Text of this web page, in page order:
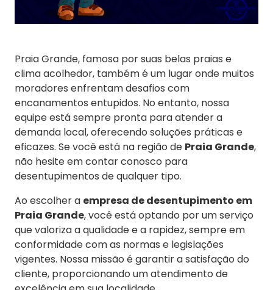
Praia Grande, famosa por suas belas praias e
clima acolhedor, também é um lugar onde muitos
moradores enfrentam desafios com
encanamentos entupidos. No entanto, nossa
equipe está sempre pronta para atender a
demanda local, oferecendo soluções práticas e
eficazes. Se você está na região de Praia Grande,
não hesite em contar conosco para
desentupimentos de qualquer tipo.
Ao escolher a empresa de desentupimento em
Praia Grande, você está optando por um serviço
que valoriza a qualidade e a rapidez, sempre em
conformidade com as normas e legislações
vigentes. Nossa missão é garantir a satisfação do
cliente, proporcionando um atendimento de